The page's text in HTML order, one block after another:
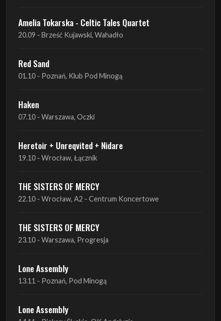
Red Sand
Haken
Heretoir + Unreqvited + Nidare
THE SISTERS OF MERCY
22.10 - Wrocław, A2 - Centrum Koncertowe
THE SISTERS OF MERCY
Lone Assembly
Lone Assembly
14.11 - Piekary Śląskie, OK Andaluzja
Lone Assembly
15.11 - Warszawa, Potok